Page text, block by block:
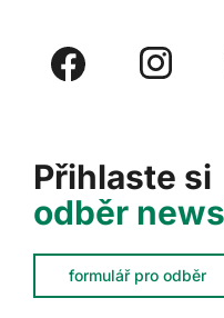
Přihlaste si
odběr
formulář pro odběr